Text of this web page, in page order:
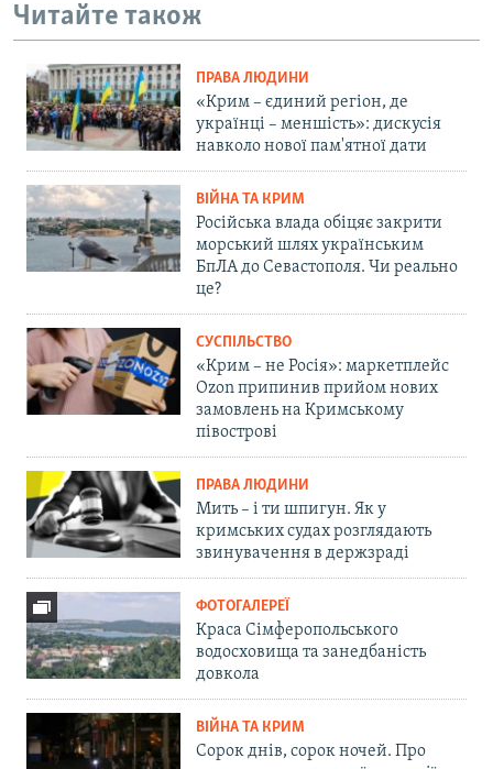
Читайте також
ПРАВА ЛЮДИНИ
«Крим – єдиний регіон, де
українці – меншість»: дискусія
навколо нової пам'ятної дати
ВІЙНА ТА КРИМ
Російська влада обіцяє закрити
морський шлях українським
БпЛА до Севастополя. Чи реально
це?
СУСПІЛЬСТВО
«Крим – не Росія»: маркетплейс
Ozon припинив прийом нових
замовлень на Кримському
півострові
ПРАВА ЛЮДИНИ
Мить – і ти шпигун. Як у
кримських судах розглядають
звинувачення в держзраді
ФОТОГАЛЕРЕЇ
Краса Сімферопольського
водосховища та занедбаність
довкола
ВІЙНА ТА КРИМ
Сорок днів, сорок ночей. Про